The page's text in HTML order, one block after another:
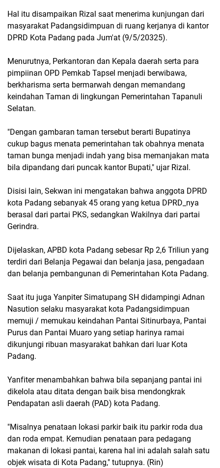
Hal itu disampaikan Rizal saat menerima kunjungan dari
masyarakat Padangsidimpuan di ruang kerjanya di kantor
DPRD Kota Padang pada Jum'at (9/5/20325).
Menurutnya, Perkantoran dan Kepala daerah serta para
pimpiinan OPD Pemkab Tapsel menjadi berwibawa,
berkharisma serta bermarwah dengan memandang
keindahan Taman di lingkungan Pemerintahan Tapanuli
Selatan.
"Dengan gambaran taman tersebut berarti Bupatinya
cukup bagus menata pemerintahan tak obahnya menata
taman bunga menjadi indah yang bisa memanjakan mata
bila dipandang dari puncak kantor Bupati," ujar Rizal.
Disisi lain, Sekwan ini mengatakan bahwa anggota DPRD
kota Padang sebanyak 45 orang yang ketua DPRD_nya
berasal dari partai PKS, sedangkan Wakilnya dari partai
Gerindra.
Dijelaskan, APBD kota Padang sebesar Rp 2,6 Triliun yang
terdiri dari Belanja Pegawai dan belanja jasa, pengadaan
dan belanja pembangunan di Pemerintahan Kota Padang.
Saat itu juga Yanpiter Simatupang SH didampingi Adnan
Nasution selaku masyarakat kota Padangsidimpuan
memuji / memukau keindahan Pantai Sitinurbaya, Pantai
Purus dan Pantai Muaro yang setiap harinya ramai
dikunjungi ribuan masyarakat bahkan dari luar Kota
Padang.
Yanfiter menambahkan bahwa bila sepanjang pantai ini
dikelola atau ditata dengan baik bisa mendongkrak
Pendapatan asli daerah (PAD) kota Padang.
"Misalnya penataan lokasi parkir baik itu parkir roda dua
dan roda empat. Kemudian penataan para pedagang
makanan di lokasi pantai, karena hal ini adalah salah satu
objek wisata di Kota Padang," tutupnya. (Rin)